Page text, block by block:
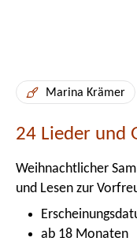
Marina Krämer
24 Lieder und
Weihnachtlicher
und Lesen zur
ab 18 Monaten